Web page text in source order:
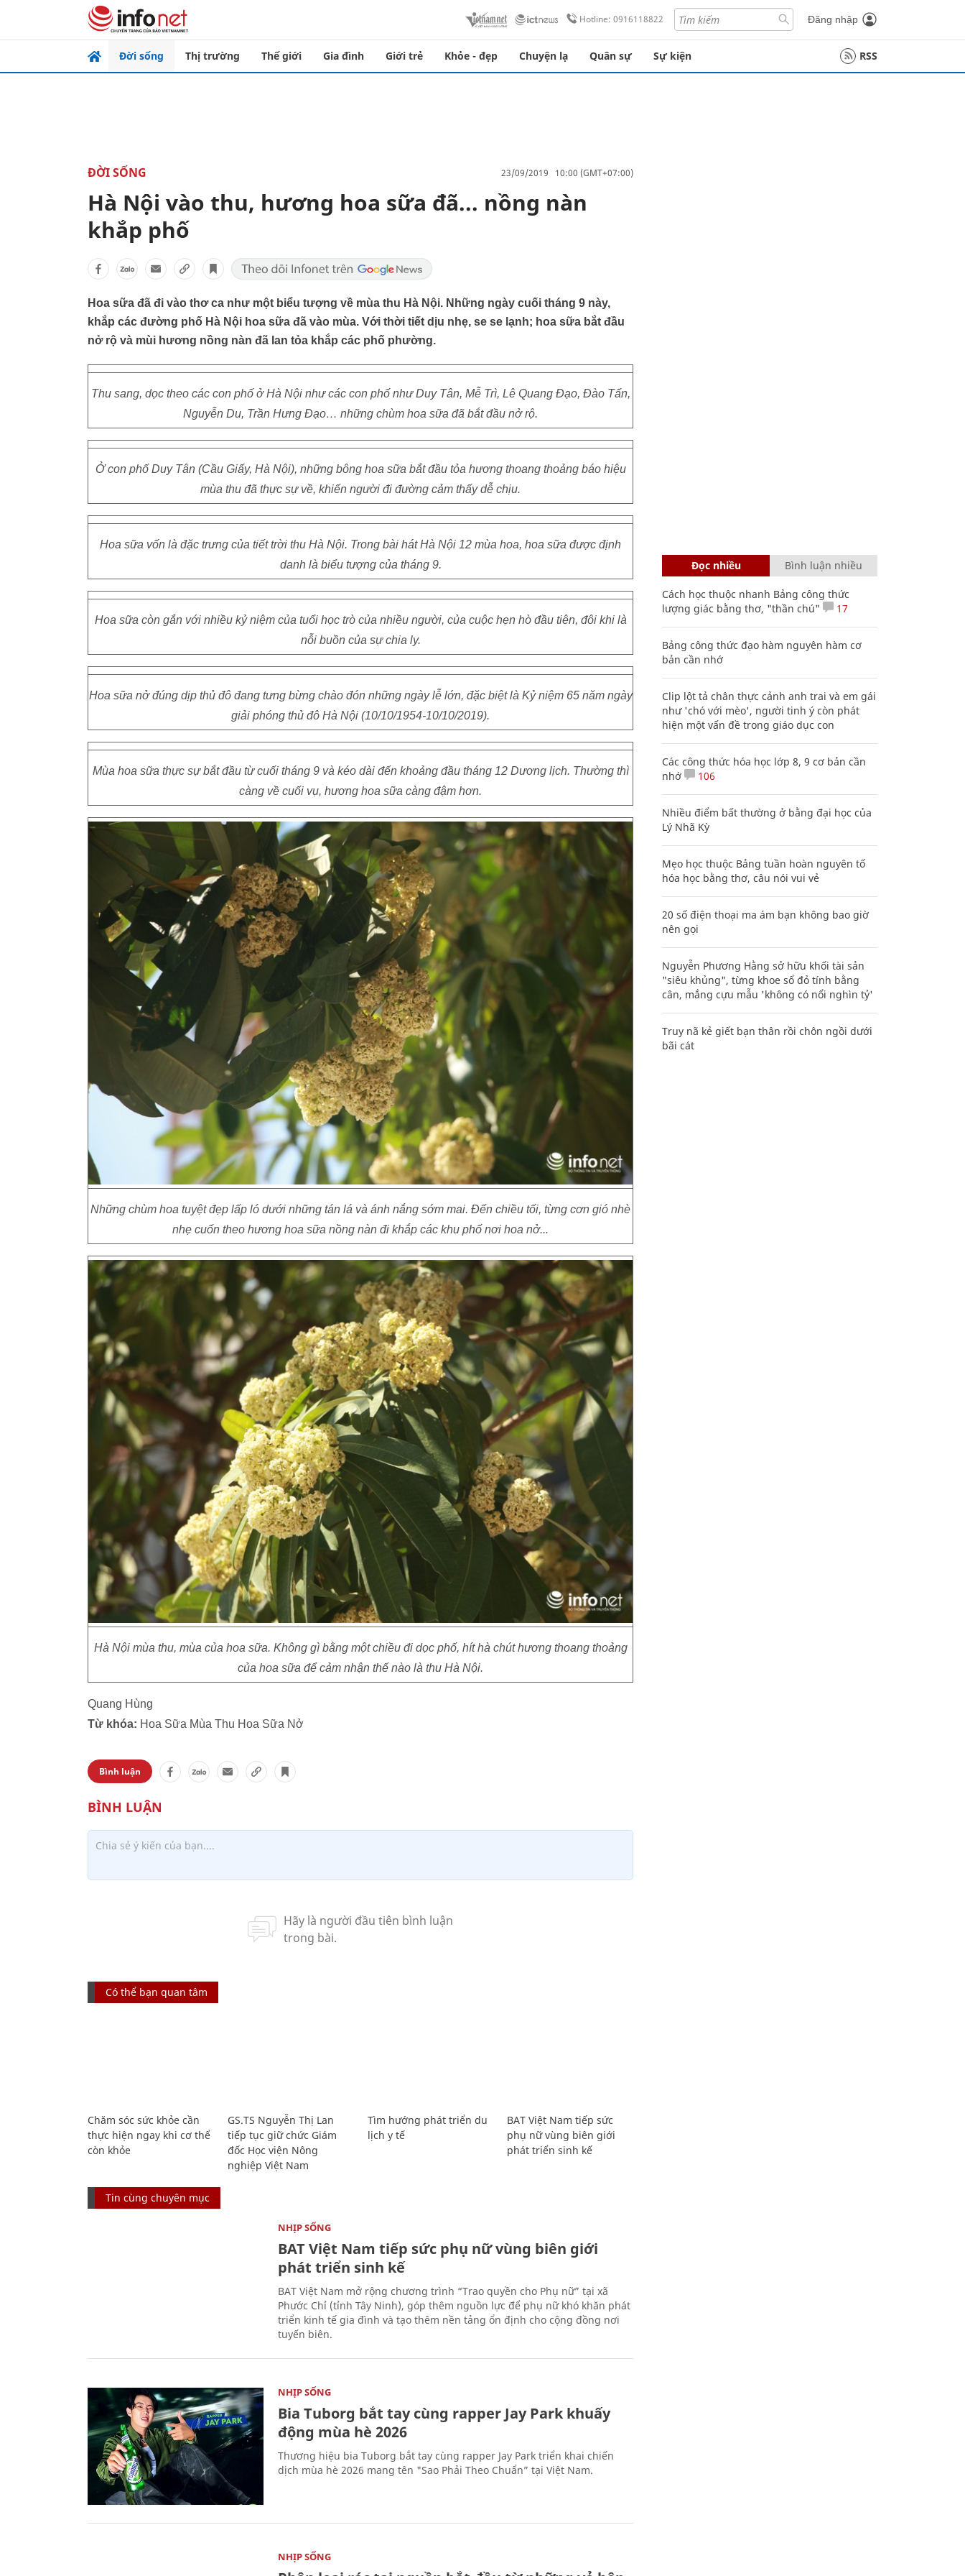
Hotline: 0916118822 Đăng nhập
Đời sống Thị trường Thế giới Gia đình Giới trẻ Khỏe - đẹp Chuyện lạ Quân sự Sự kiện RSS
ĐỜI SỐNG 23/09/2019 10:00 (GMT+07:00)
Hà Nội vào thu, hương hoa sữa đã... nồng nàn
khắp phố
Hoa sữa đã đi vào thơ ca như một biểu tượng về mùa thu Hà Nội. Những ngày cuối tháng 9 này,
khắp các đường phố Hà Nội hoa sữa đã vào mùa. Với thời tiết dịu nhẹ, se se lạnh; hoa sữa bắt đầu
nở rộ và mùi hương nồng nàn đã lan tỏa khắp các phố phường.
Thu sang, dọc theo các con phố ở Hà Nội như các con phố như Duy Tân, Mễ Trì, Lê Quang Đạo, Đào Tấn,
Nguyễn Du, Trần Hưng Đạo… những chùm hoa sữa đã bắt đầu nở rộ.
Ở con phố Duy Tân (Cầu Giấy, Hà Nội), những bông hoa sữa bắt đầu tỏa hương thoang thoảng báo hiệu
mùa thu đã thực sự về, khiến người đi đường cảm thấy dễ chịu.
Hoa sữa vốn là đặc trưng của tiết trời thu Hà Nội. Trong bài hát Hà Nội 12 mùa hoa, hoa sữa được định
danh là biểu tượng của tháng 9.
Hoa sữa còn gắn với nhiều kỷ niệm của tuổi học trò của nhiều người, của cuộc hẹn hò đầu tiên, đôi khi là
nỗi buồn của sự chia ly.
Hoa sữa nở đúng dịp thủ đô đang tưng bừng chào đón những ngày lễ lớn, đặc biệt là Kỷ niệm 65 năm ngày
giải phóng thủ đô Hà Nội (10/10/1954-10/10/2019).
Mùa hoa sữa thực sự bắt đầu từ cuối tháng 9 và kéo dài đến khoảng đầu tháng 12 Dương lịch. Thường thì
càng về cuối vụ, hương hoa sữa càng đậm hơn.
Những chùm hoa tuyệt đẹp lấp ló dưới những tán lá và ánh nắng sớm mai. Đến chiều tối, từng cơn gió nhè
nhẹ cuốn theo hương hoa sữa nồng nàn đi khắp các khu phố nơi hoa nở...
Hà Nội mùa thu, mùa của hoa sữa. Không gì bằng một chiều đi dọc phố, hít hà chút hương thoang thoảng
của hoa sữa để cảm nhận thế nào là thu Hà Nội.
Quang Hùng
Từ khóa: Hoa Sữa Mùa Thu Hoa Sữa Nở
Bình luận
Có thể bạn quan tâm
Chăm sóc sức khỏe cần
thực hiện ngay khi cơ thể
còn khỏe
GS.TS Nguyễn Thị Lan
tiếp tục giữ chức Giám
đốc Học viện Nông
nghiệp Việt Nam
Tìm hướng phát triển du
lịch y tế
BAT Việt Nam tiếp sức
phụ nữ vùng biên giới
phát triển sinh kế
Tin cùng chuyên mục
NHỊP SỐNG
BAT Việt Nam tiếp sức phụ nữ vùng biên giới
phát triển sinh kế
BAT Việt Nam mở rộng chương trình “Trao quyền cho Phụ nữ” tại xã
Phước Chỉ (tỉnh Tây Ninh), góp thêm nguồn lực để phụ nữ khó khăn phát
triển kinh tế gia đình và tạo thêm nền tảng ổn định cho cộng đồng nơi
tuyến biên.
NHỊP SỐNG
Bia Tuborg bắt tay cùng rapper Jay Park khuấy
động mùa hè 2026
Thương hiệu bia Tuborg bắt tay cùng rapper Jay Park triển khai chiến
dịch mùa hè 2026 mang tên "Sao Phải Theo Chuẩn” tại Việt Nam.
NHỊP SỐNG
Đọc nhiều Bình luận nhiều
Cách học thuộc nhanh Bảng công thức
lượng giác bằng thơ, "thần chú"
17
Bảng công thức đạo hàm nguyên hàm cơ
bản cần nhớ
Clip lột tả chân thực cảnh anh trai và em gái
như 'chó với mèo', người tinh ý còn phát
hiện một vấn đề trong giáo dục con
Các công thức hóa học lớp 8, 9 cơ bản cần
nhớ
106
Nhiều điểm bất thường ở bằng đại học của
Lý Nhã Kỳ
Mẹo học thuộc Bảng tuần hoàn nguyên tố
hóa học bằng thơ, câu nói vui vẻ
20 số điện thoại ma ám bạn không bao giờ
nên gọi
Nguyễn Phương Hằng sở hữu khối tài sản
"siêu khủng", từng khoe sổ đỏ tính bằng
cân, mắng cựu mẫu 'không có nổi nghìn tỷ'
Truy nã kẻ giết bạn thân rồi chôn ngồi dưới
bãi cát